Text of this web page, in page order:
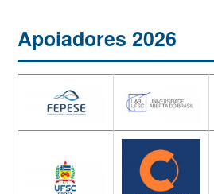
Apoiadores 2026